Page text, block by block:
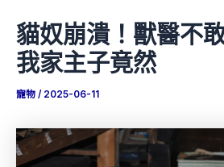
貓奴崩潰！獸醫不
我家主子竟然
寵物 / 2025-06-11